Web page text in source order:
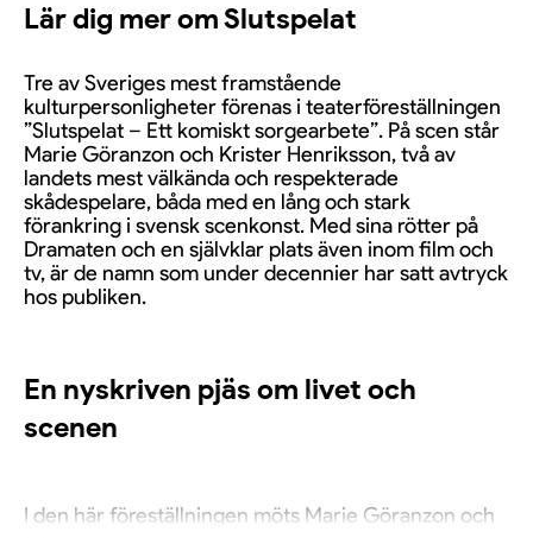
Lär dig mer om Slutspelat
Tre av Sveriges mest framstående
kulturpersonligheter förenas i teaterföreställningen
”Slutspelat – Ett komiskt sorgearbete”. På scen står
Marie Göranzon och Krister Henriksson, två av
landets mest välkända och respekterade
skådespelare, båda med en lång och stark
förankring i svensk scenkonst. Med sina rötter på
Dramaten och en självklar plats även inom film och
tv, är de namn som under decennier har satt avtryck
hos publiken.
En nyskriven pjäs om livet och
scenen
I den här föreställningen möts Marie Göranzon och